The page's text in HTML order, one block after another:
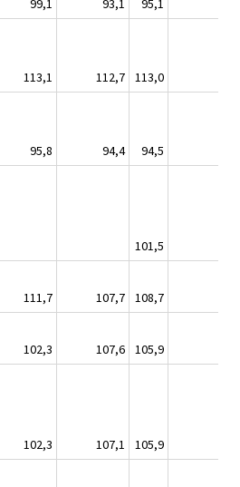
99,1 93,1
95,1
113,1 112,7
113,0
95,8 94,4
94,5
101,5
111,7 107,7
108,7
102,3 107,6
105,9
102,3 107,1
105,9